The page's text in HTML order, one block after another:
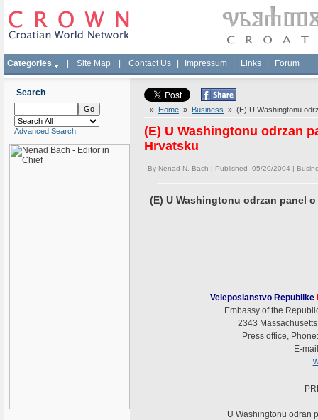
Categories Site Map Contact Us Impressum Links Forum
Search
Advanced Search
» Home » Business » (E) U Washingtonu
(E) U Washingtonu odrzan
Hrvatsku
By Nenad N. Bach | Published 05/20/2004 |
(E) U Washingtonu odrzan panel
Veleposlanstvo Republike
Embassy of the
2343
Press office,
E-
U Washingtonu odran